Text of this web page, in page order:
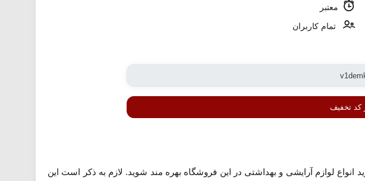
معتبر
تمام کاربران
کد تخفیف
تومان تخفیف در خرید انواع لوازم آرایشی و بهداشتی در این فروشگاه بهره مند شوید. لازم به ذکر است این